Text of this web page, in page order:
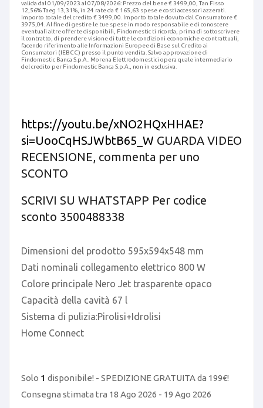
valida dal 01/09/2023 al 07/08/2026: Prezzo del bene € 3499,00, Tan Fisso
12,56% Taeg 13,31%, in 24 rate da € 165,63 spese e costi accessori azzerati.
Importo totale del credito € 3499,00. Importo totale dovuto dal Consumatore €
3975,04. Al fine di gestire le tue spese in modo responsabile e di conoscere
eventuali altre offerte disponibili, Findomestic ti ricorda, prima di sottoscrivere
il contratto, di prendere visione di tutte le condizioni economiche e contrattuali,
facendo riferimento alle Informazioni Europee di Base sul Credito ai
Consumatori (IEBCC) presso il punto vendita. Salvo approvazione di
Findomestic Banca S.p.A.. Morena Elettrodomestici opera quale intermediario
del credito per Findomestic Banca S.p.A., non in esclusiva.
https://youtu.be/xNO2HQxHHAE?
si=UooCqHSJWbtB65_W GUARDA VIDEO
RECENSIONE, commenta per uno
SCONTO
SCRIVI SU WHATSTAPP Per codice
sconto 3500488338
Dimensioni del prodotto 595x594x548 mm
Dati nominali collegamento elettrico 800 W
Colore principale Nero Jet trasparente opaco
Capacità della cavità 67 l
Sistema di pulizia:Pirolisi+Idrolisi
Home Connect
Solo 1 disponibile! - SPEDIZIONE GRATUITA da 199€!
Consegna stimata tra 18 Ago 2026 - 19 Ago 2026